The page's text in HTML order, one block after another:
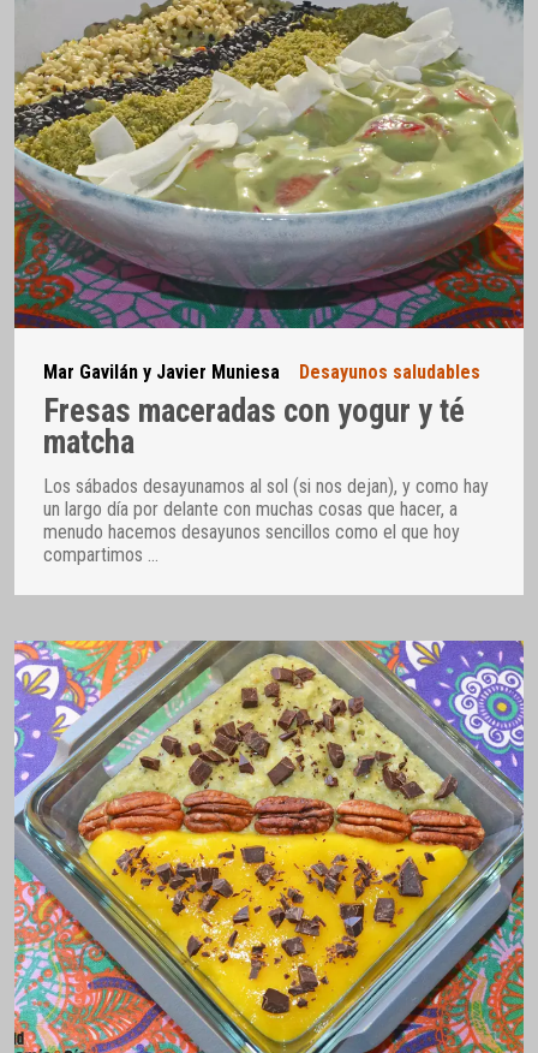
Mar Gavilán y Javier Muniesa Desayunos saludables
Fresas maceradas con yogur y té
matcha
Los sábados desayunamos al sol (si nos dejan), y como hay
un largo día por delante con muchas cosas que hacer, a
menudo hacemos desayunos sencillos como el que hoy
compartimos …